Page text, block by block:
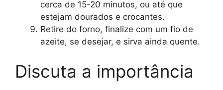
cerca de 15-20 minutos, ou até que
estejam dourados e crocantes.
Retire do forno, finalize com um fio de
azeite, se desejar, e sirva ainda quente.
Discuta a importância